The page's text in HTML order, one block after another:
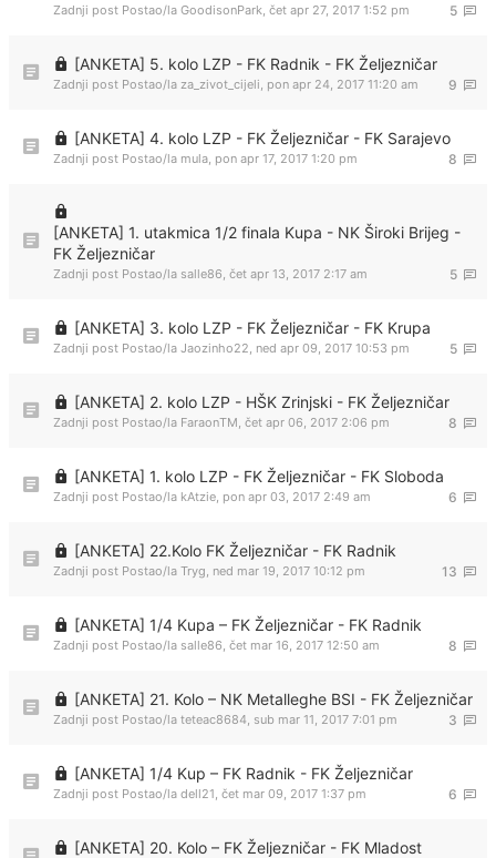
5
Zadnji post Postao/la GoodisonPark, čet apr 27, 2017 1:52 pm
[ANKETA] 5. kolo LZP - FK Radnik - FK Željezničar
9
Zadnji post Postao/la za_zivot_cijeli, pon apr 24, 2017 11:20 am
[ANKETA] 4. kolo LZP - FK Željezničar - FK Sarajevo
8
Zadnji post Postao/la mula, pon apr 17, 2017 1:20 pm
[ANKETA] 1. utakmica 1/2 finala Kupa - NK Široki Brijeg -
FK Željezničar
5
Zadnji post Postao/la salle86, čet apr 13, 2017 2:17 am
[ANKETA] 3. kolo LZP - FK Željezničar - FK Krupa
5
Zadnji post Postao/la Jaozinho22, ned apr 09, 2017 10:53 pm
[ANKETA] 2. kolo LZP - HŠK Zrinjski - FK Željezničar
8
Zadnji post Postao/la FaraonTM, čet apr 06, 2017 2:06 pm
[ANKETA] 1. kolo LZP - FK Željezničar - FK Sloboda
6
Zadnji post Postao/la kAtzie, pon apr 03, 2017 2:49 am
[ANKETA] 22.Kolo FK Željezničar - FK Radnik
13
Zadnji post Postao/la Tryg, ned mar 19, 2017 10:12 pm
[ANKETA] 1/4 Kupa – FK Željezničar - FK Radnik
8
Zadnji post Postao/la salle86, čet mar 16, 2017 12:50 am
[ANKETA] 21. Kolo – NK Metalleghe BSI - FK Željezničar
3
Zadnji post Postao/la teteac8684, sub mar 11, 2017 7:01 pm
[ANKETA] 1/4 Kup – FK Radnik - FK Željezničar
6
Zadnji post Postao/la dell21, čet mar 09, 2017 1:37 pm
[ANKETA] 20. Kolo – FK Željezničar - FK Mladost